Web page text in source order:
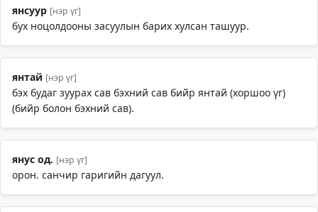
янсуур [нэр үг]
бух ноцолдооны засуулын барих хулсан ташуур.
янтай [нэр үг]
бэх будаг зуурах сав бэхний сав бийр янтай (хоршоо үг)
(бийр болон бэхний сав).
янус од. [нэр үг]
орон. санчир гаригийн дагуул.